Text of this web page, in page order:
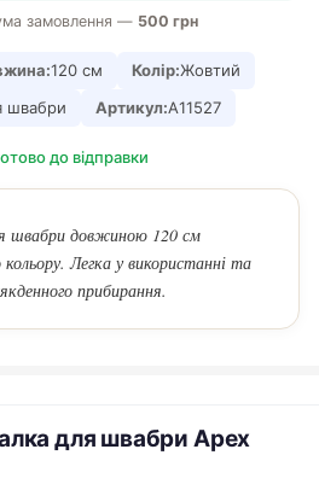
замовлення — 500 грн
120 см Колір:Жовтий
швабри Артикул:A11527
до відправки
швабри довжиною 120 см
Легка у використанні та
прибирання.
для швабри Apex